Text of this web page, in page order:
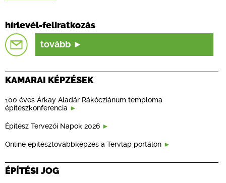
hírlevél-feliratkozás
tovább
KAMARAI KÉPZÉSEK
100 éves Árkay Aladár Rákócziánum temploma
építészkonferencia
Építész Tervezői Napok 2026
Online építésztovábbképzés a Tervlap portálon
ÉPÍTÉSI JOG